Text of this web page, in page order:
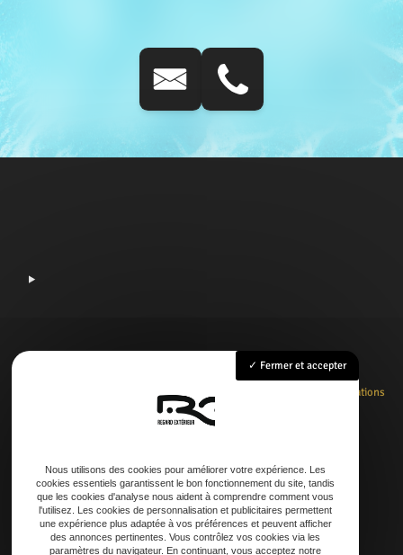
Entretien
Nos réalisations
Contact
Adresse
21 AVENUE DE LAOUADIE, 40600 Biscarrosse
Fermer et accepter
Nous utilisons des cookies pour améliorer votre expérience. Les
cookies essentiels garantissent le bon fonctionnement du site, tandis
que les cookies d'analyse nous aident à comprendre comment vous
l'utilisez. Les cookies de personnalisation et publicitaires permettent
une expérience plus adaptée à vos préférences et peuvent afficher
des annonces pertinentes. Vous contrôlez vos cookies via les
paramètres du navigateur. En continuant, vous acceptez notre